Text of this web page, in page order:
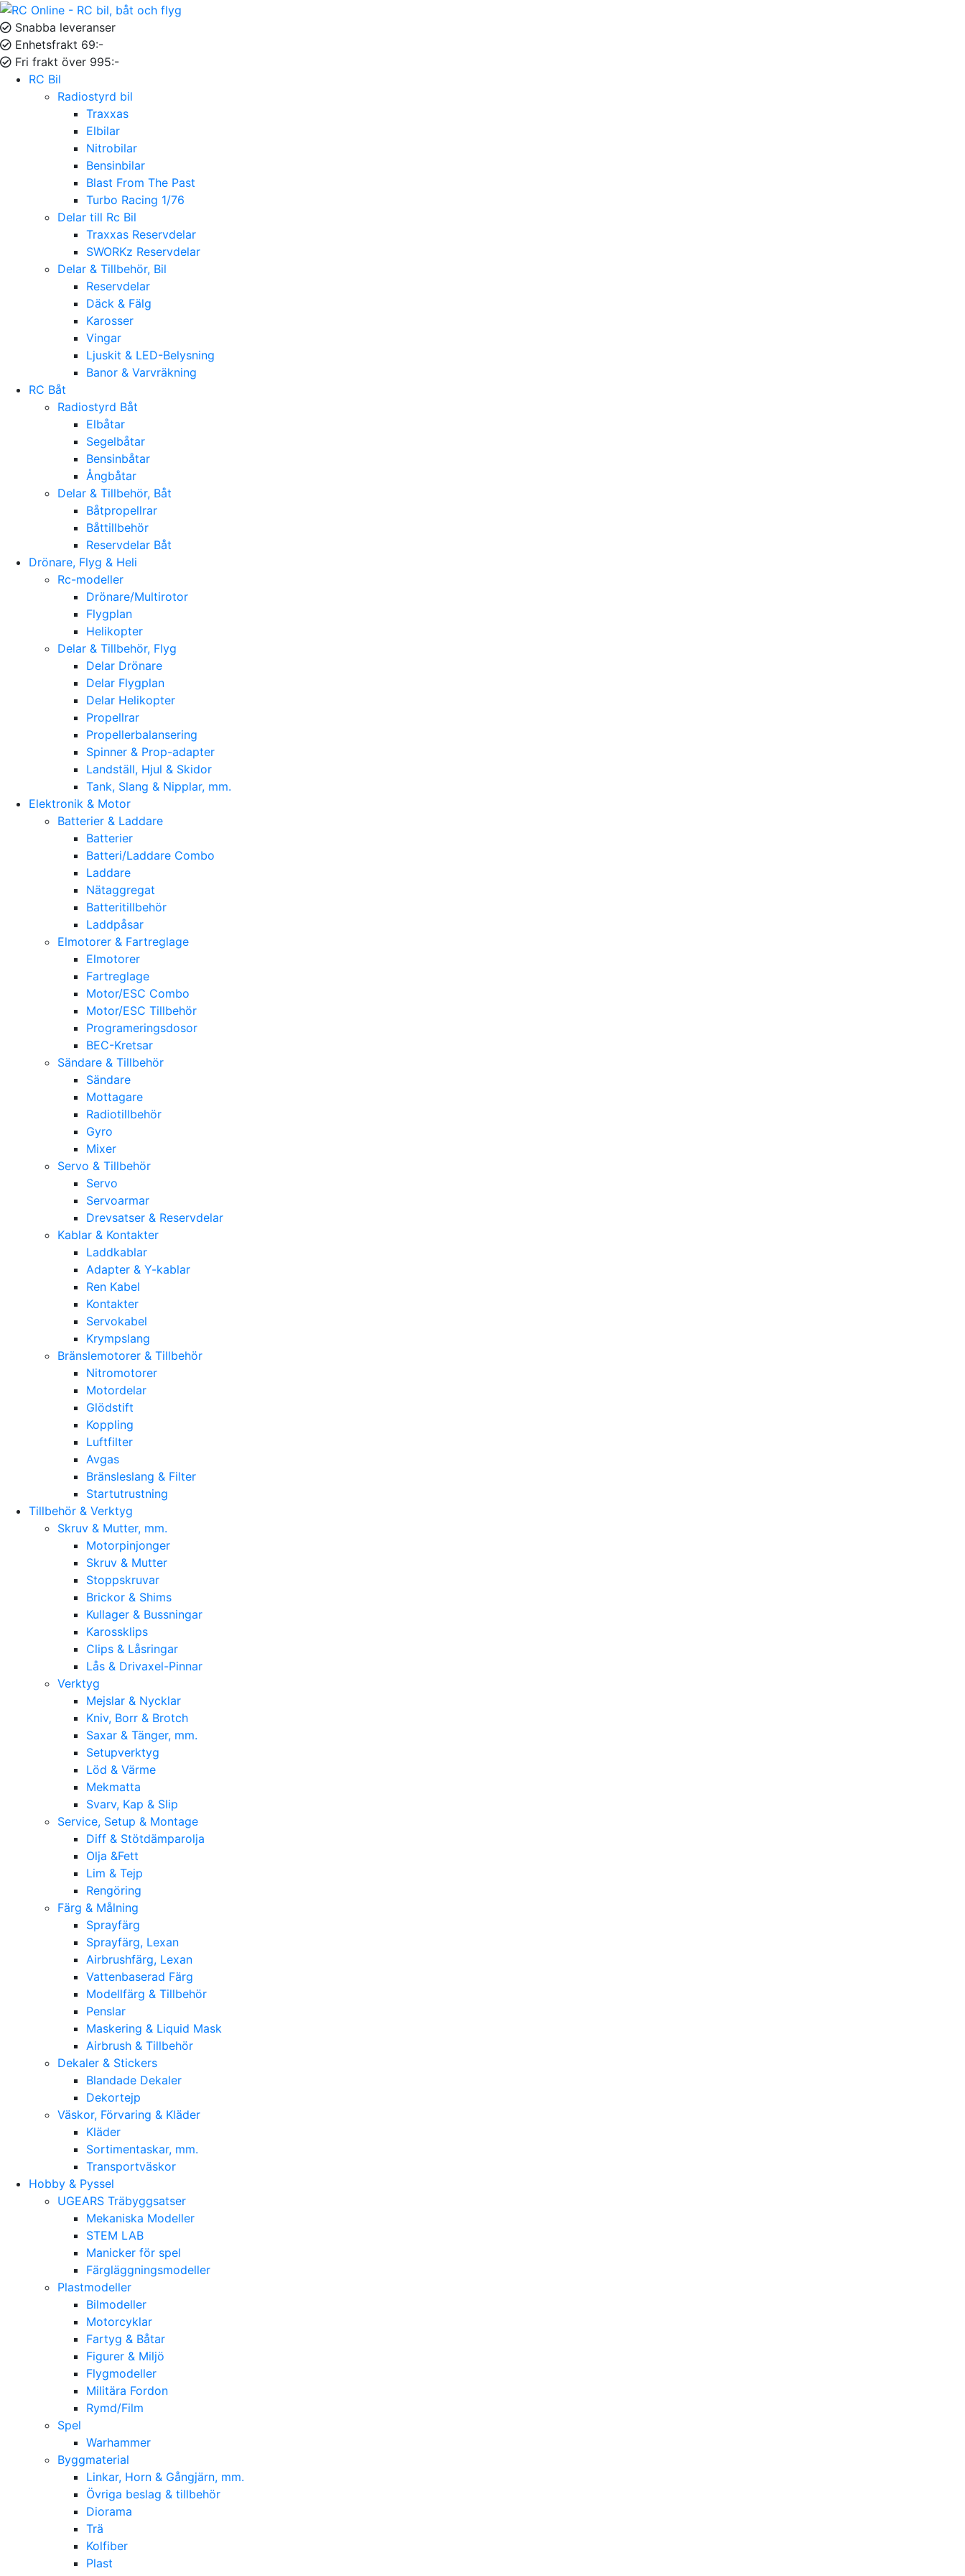
Snabba leveranser
Enhetsfrakt 69:-
Fri frakt över 995:-
RC Bil
Radiostyrd bil
Traxxas
Elbilar
Nitrobilar
Bensinbilar
Blast From The Past
Turbo Racing 1/76
Delar till Rc Bil
Traxxas Reservdelar
SWORKz Reservdelar
Delar & Tillbehör, Bil
Reservdelar
Däck & Fälg
Karosser
Vingar
Ljuskit & LED-Belysning
Banor & Varvräkning
RC Båt
Radiostyrd Båt
Elbåtar
Segelbåtar
Bensinbåtar
Ångbåtar
Delar & Tillbehör, Båt
Båtpropellrar
Båttillbehör
Reservdelar Båt
Drönare, Flyg & Heli
Rc-modeller
Drönare/Multirotor
Flygplan
Helikopter
Delar & Tillbehör, Flyg
Delar Drönare
Delar Flygplan
Delar Helikopter
Propellrar
Propellerbalansering
Spinner & Prop-adapter
Landställ, Hjul & Skidor
Tank, Slang & Nipplar, mm.
Elektronik & Motor
Batterier & Laddare
Batterier
Batteri/Laddare Combo
Laddare
Nätaggregat
Batteritillbehör
Laddpåsar
Elmotorer & Fartreglage
Elmotorer
Fartreglage
Motor/ESC Combo
Motor/ESC Tillbehör
Programeringsdosor
BEC-Kretsar
Sändare & Tillbehör
Sändare
Mottagare
Radiotillbehör
Gyro
Mixer
Servo & Tillbehör
Servo
Servoarmar
Drevsatser & Reservdelar
Kablar & Kontakter
Laddkablar
Adapter & Y-kablar
Ren Kabel
Kontakter
Servokabel
Krympslang
Bränslemotorer & Tillbehör
Nitromotorer
Motordelar
Glödstift
Koppling
Luftfilter
Avgas
Bränsleslang & Filter
Startutrustning
Tillbehör & Verktyg
Skruv & Mutter, mm.
Motorpinjonger
Skruv & Mutter
Stoppskruvar
Brickor & Shims
Kullager & Bussningar
Karossklips
Clips & Låsringar
Lås & Drivaxel-Pinnar
Verktyg
Mejslar & Nycklar
Kniv, Borr & Brotch
Saxar & Tänger, mm.
Setupverktyg
Löd & Värme
Mekmatta
Svarv, Kap & Slip
Service, Setup & Montage
Diff & Stötdämparolja
Olja &Fett
Lim & Tejp
Rengöring
Färg & Målning
Sprayfärg
Sprayfärg, Lexan
Airbrushfärg, Lexan
Vattenbaserad Färg
Modellfärg & Tillbehör
Penslar
Maskering & Liquid Mask
Airbrush & Tillbehör
Dekaler & Stickers
Blandade Dekaler
Dekortejp
Väskor, Förvaring & Kläder
Kläder
Sortimentaskar, mm.
Transportväskor
Hobby & Pyssel
UGEARS Träbyggsatser
Mekaniska Modeller
STEM LAB
Manicker för spel
Färgläggningsmodeller
Plastmodeller
Bilmodeller
Motorcyklar
Fartyg & Båtar
Figurer & Miljö
Flygmodeller
Militära Fordon
Rymd/Film
Spel
Warhammer
Byggmaterial
Linkar, Horn & Gångjärn, mm.
Övriga beslag & tillbehör
Diorama
Trä
Kolfiber
Plast